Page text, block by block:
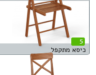
5
כיסא מתקפל